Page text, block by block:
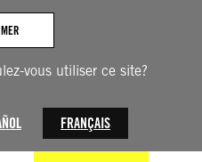
vous utiliser ce site?
FRANÇAIS